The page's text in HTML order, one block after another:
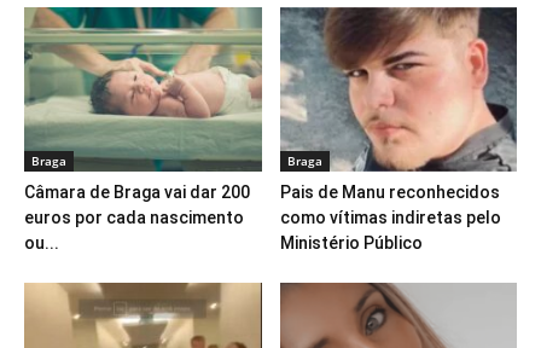
Braga
Câmara de Braga vai dar 200
euros por cada nascimento
ou...
Braga
Pais de Manu reconhecidos
como vítimas indiretas pelo
Ministério Público